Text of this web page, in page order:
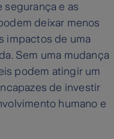
segurança e as
deixar menos
impactos de uma
Sem uma mudança
podem atingir um
de investir
humano e